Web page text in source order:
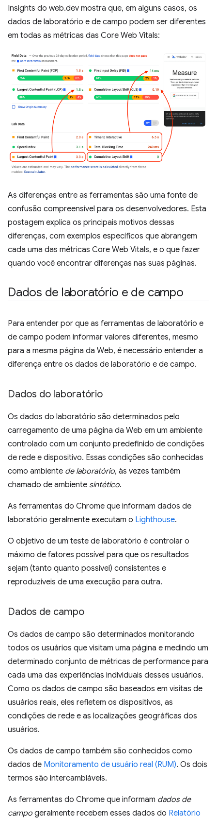
Insights do web.dev mostra que, em alguns casos, os
dados de laboratório e de campo podem ser diferentes
em todas as métricas das Core Web Vitals:
As diferenças entre as ferramentas são uma fonte de
confusão compreensível para os desenvolvedores. Esta
postagem explica os principais motivos dessas
diferenças, com exemplos específicos que abrangem
cada uma das métricas Core Web Vitals, e o que fazer
quando você encontrar diferenças nas suas páginas.
Dados de laboratório e de campo
Para entender por que as ferramentas de laboratório e
de campo podem informar valores diferentes, mesmo
para a mesma página da Web, é necessário entender a
diferença entre os dados de laboratório e de campo.
Dados do laboratório
Os dados do laboratório são determinados pelo
carregamento de uma página da Web em um ambiente
controlado com um conjunto predefinido de condições
de rede e dispositivo. Essas condições são conhecidas
como ambiente de laboratório, às vezes também
chamado de ambiente sintético.
As ferramentas do Chrome que informam dados de
laboratório geralmente executam o Lighthouse.
O objetivo de um teste de laboratório é controlar o
máximo de fatores possível para que os resultados
sejam (tanto quanto possível) consistentes e
reproduzíveis de uma execução para outra.
Dados de campo
Os dados de campo são determinados monitorando
todos os usuários que visitam uma página e medindo um
determinado conjunto de métricas de performance para
cada uma das experiências individuais desses usuários.
Como os dados de campo são baseados em visitas de
usuários reais, eles refletem os dispositivos, as
condições de rede e as localizações geográficas dos
usuários.
Os dados de campo também são conhecidos como
dados de Monitoramento de usuário real (RUM). Os dois
termos são intercambiáveis.
As ferramentas do Chrome que informam dados de
campo geralmente recebem esses dados do Relatório